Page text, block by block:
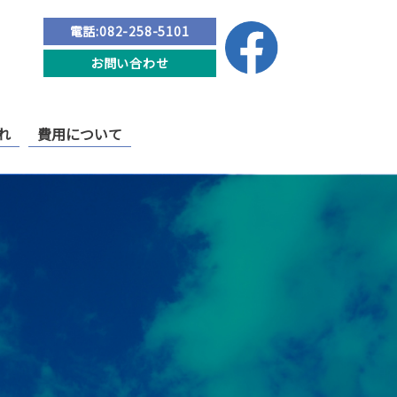
電話:082-258-5101
お問い合わせ
費用について